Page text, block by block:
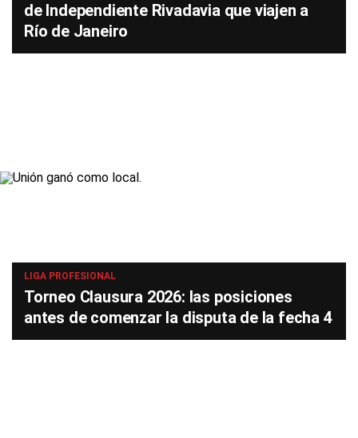
de Independiente Rivadavia que viajen a
Río de Janeiro
LIGA PROFESIONAL
Torneo Clausura 2026: las posiciones
antes de comenzar la disputa de la fecha 4